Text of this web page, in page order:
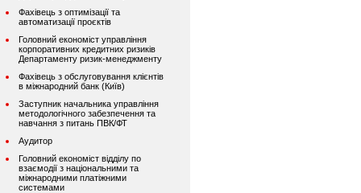
Фахівець з оптимізації та
автоматизації проєктів
Головний економіст управління
корпоративних кредитних ризиків
Департаменту ризик-менеджменту
Фахівець з обслуговування клієнтів
в міжнародний банк (Київ)
Заступник начальника управління
методологічного забезпечення та
навчання з питань ПВК/ФТ
Аудитор
Головний економіст відділу по
взаємодії з національними та
міжнародними платіжними
системами